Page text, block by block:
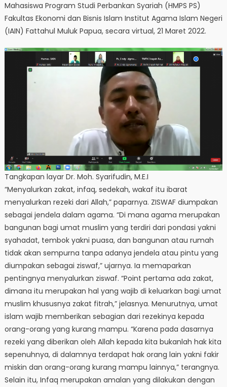
Mahasiswa Program Studi Perbankan Syariah (HMPS PS)
Fakultas Ekonomi dan Bisnis Islam Institut Agama Islam Negeri
(IAIN) Fattahul Muluk Papua, secara virtual, 21 Maret 2022.
Tangkapan layar Dr. Moh. Syarifudin, M.E.I
“Menyalurkan zakat, infaq, sedekah, wakaf itu ibarat
menyalurkan rezeki dari Allah,” paparnya. ZISWAF diumpakan
sebagai jendela dalam agama. “Di mana agama merupakan
bangunan bagi umat muslim yang terdiri dari pondasi yakni
syahadat, tembok yakni puasa, dan bangunan atau rumah
tidak akan sempurna tanpa adanya jendela atau pintu yang
diumpakan sebagai ziswaf,” ujarnya. Ia memaparkan
pentingnya menyalurkan ziswaf. “Point pertama ada zakat,
dimana itu merupakan hal yang wajib di keluarkan bagi umat
muslim khususnya zakat fitrah,” jelasnya. Menurutnya, umat
islam wajib memberikan sebagian dari rezekinya kepada
orang-orang yang kurang mampu. “Karena pada dasarnya
rezeki yang diberikan oleh Allah kepada kita bukanlah hak kita
sepenuhnya, di dalamnya terdapat hak orang lain yakni fakir
miskin dan orang-orang kurang mampu lainnya,” terangnya.
Selain itu, Infaq merupakan amalan yang dilakukan dengan